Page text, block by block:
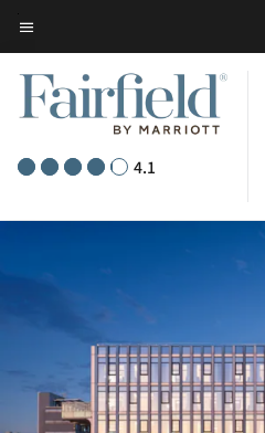
Skip
to
main
content
菜单文本
4.1